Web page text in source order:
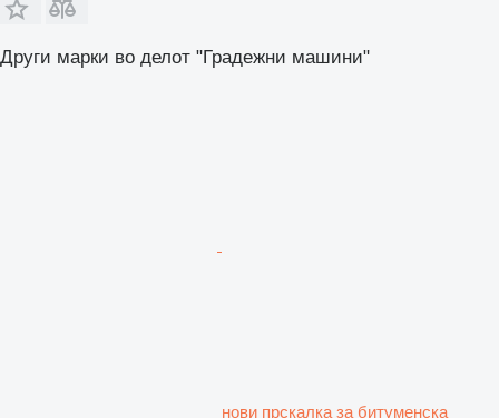
Други марки во делот "Градежни машини"
нови прскалка за битуменска